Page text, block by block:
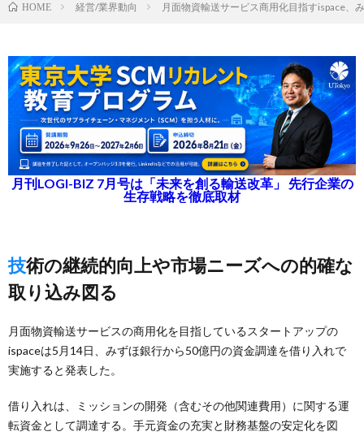
HOME 経営/業界動向 月面物資輸送サービス商用化目指すispace、
月刊LOGI-BIZ 7月号は「未来を創る輸送改革」 先行企業の
生存戦略を徹底取材
技術の継続的向上や市場ニーズへの的確な
取り込み図る
月面物資輸送サービスの商用化を目指しているスタートアップの
ispaceは5月14日、みずほ銀行から50億円の資金調達を借り入れで
実施すると発表した。
借り入れは、ミッションの開発（含むその他関連費用）に関する運
転資金として調達する。手元資金の充実と財務基盤の安定化を図